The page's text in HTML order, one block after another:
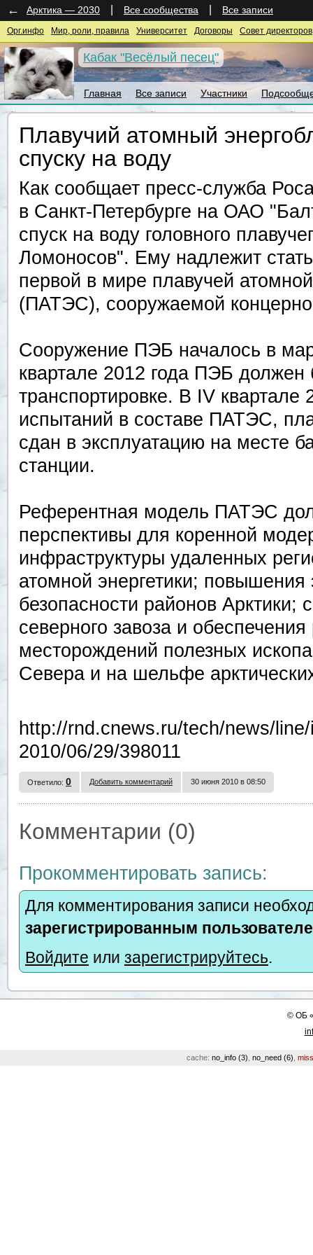
← Арктика — 2030 Все сообщества Все записи
Орг.инфо Мир, роли, правила Университет Договоры Совет директоров
Кабак "Весёлый песец"
Главная Все записи Участники
Плавучий атомный
спуску на воду
Как сообщает пресс-служба
в Санкт-Петербурге на ОАО
спуск на воду головного
Ломоносов". Ему надлежит
первой в мире плавучей
(ПАТЭС), сооружаемой
Сооружение ПЭБ началось в
квартале 2012 года ПЭБ должен
транспортировке. В IV квартале
испытаний в составе ПАТЭС,
сдан в эксплуатацию на месте
станции.
Референтная модель ПАТЭС
перспективы для коренной
инфраструктуры удаленных
атомной энергетики; повышения
безопасности районов Арктики;
северного завоза и обеспечения
месторождений полезных
Севера и на шельфе
http://rnd.cnews.ru/tech/news/
2010/06/29/398011
Ответило: 0 Добавить комментарий 30 июня 2010 в 08:50
Комментарии (0)
Прокомментировать запись:
Для комментирования записи
зарегистрированным
Войдите или зарегистрируйтесь.
©ОБ
cache: no_info (3) no_need (6)